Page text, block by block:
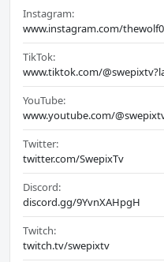
Instagram:
www.instagram.com/
TikTok:
www.tiktok.com/
YouTube:
www.youtube.com/
Twitter:
twitter.com/SwepixTv
Discord:
discord.gg/9YvnXAHpgH
Twitch:
twitch.tv/swepixtv